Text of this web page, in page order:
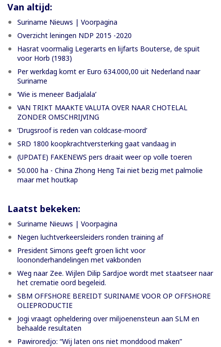
Van altijd:
Suriname Nieuws | Voorpagina
Overzicht leningen NDP 2015 -2020
Hasrat voormalig Legerarts en lijfarts Bouterse, de spuit
voor Horb (1983)
Per werkdag komt er Euro 634.000,00 uit Nederland naar
Suriname
‘Wie is meneer Badjalala’
VAN TRIKT MAAKTE VALUTA OVER NAAR CHOTELAL
ZONDER OMSCHRIJVING
’Drugsroof is reden van coldcase-moord’
SRD 1800 koopkrachtversterking gaat vandaag in
(UPDATE) FAKENEWS pers draait weer op volle toeren
50.000 ha - China Zhong Heng Tai niet bezig met palmolie
maar met houtkap
Laatst bekeken:
Suriname Nieuws | Voorpagina
Negen luchtverkeersleiders ronden training af
President Simons geeft groen licht voor
loononderhandelingen met vakbonden
Weg naar Zee. Wijlen Dilip Sardjoe wordt met staatseer naar
het crematie oord begeleid.
SBM OFFSHORE BEREIDT SURINAME VOOR OP OFFSHORE
OLIEPRODUCTIE
Jogi vraagt opheldering over miljoenensteun aan SLM en
behaalde resultaten
Pawiroredjo: “Wij laten ons niet monddood maken”